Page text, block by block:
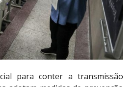
para conter a transmissão